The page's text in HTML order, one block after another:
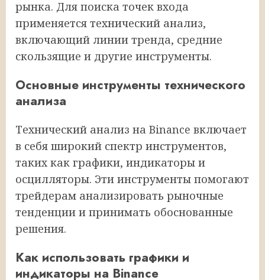
рынка. Для поиска точек входа
применяется технический анализ,
включающий линии тренда, средние
скользящие и другие инструменты.
Основные инструменты технического
анализа
Технический анализ на Binance включает
в себя широкий спектр инструментов,
таких как графики, индикаторы и
осцилляторы. Эти инструменты помогают
трейдерам анализировать рыночные
тенденции и принимать обоснованные
решения.
Как использовать графики и
индикаторы на Binance